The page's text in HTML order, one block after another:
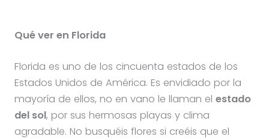
Qué ver en Florida
Florida es uno de los cincuenta estados de los
Estados Unidos de América. Es envidiado por la
mayoría de ellos, no en vano le llaman el estado
del sol, por sus hermosas playas y clima
agradable. No busquéis flores si creéis que el